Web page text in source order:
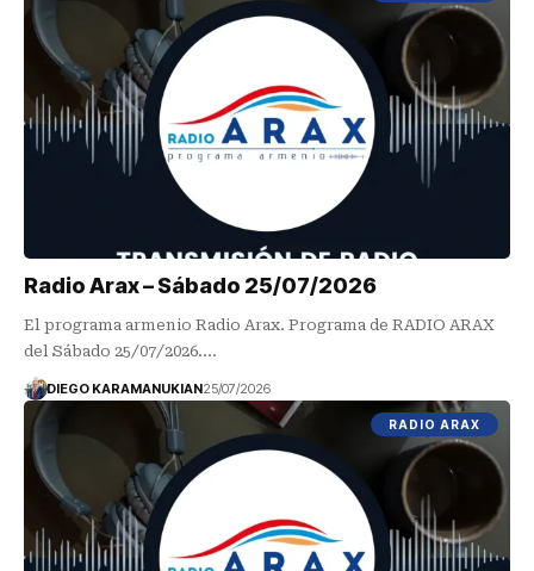
Radio Arax – Sábado 25/07/2026
El programa armenio Radio Arax. Programa de RADIO ARAX
del Sábado 25/07/2026.…
DIEGO KARAMANUKIAN25/07/2026
RADIO ARAX